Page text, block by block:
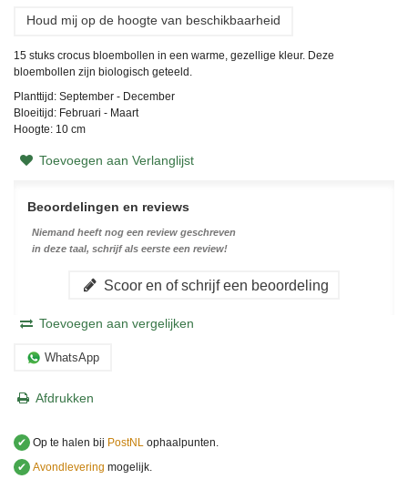
Houd mij op de hoogte van beschikbaarheid
15 stuks crocus bloembollen in een warme, gezellige kleur. Deze
bloembollen zijn biologisch geteeld.
Planttijd: September - December
Bloeitijd: Februari - Maart
Hoogte: 10 cm
Toevoegen aan Verlanglijst
Beoordelingen en reviews
Niemand heeft nog een review geschreven
in deze taal, schrijf als eerste een review!
Scoor en of schrijf een beoordeling
Toevoegen aan vergelijken
WhatsApp
Afdrukken
✔ Op te halen bij PostNL ophaalpunten.
✔ Avondlevering mogelijk.